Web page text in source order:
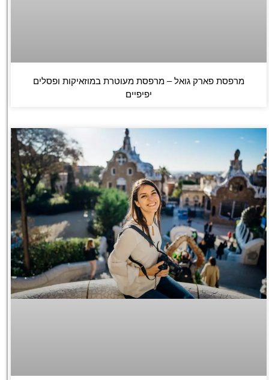
מרפסת פארק גואל – מרפסת מעוטרת במוזאיקות ופסלים
יפיפיים